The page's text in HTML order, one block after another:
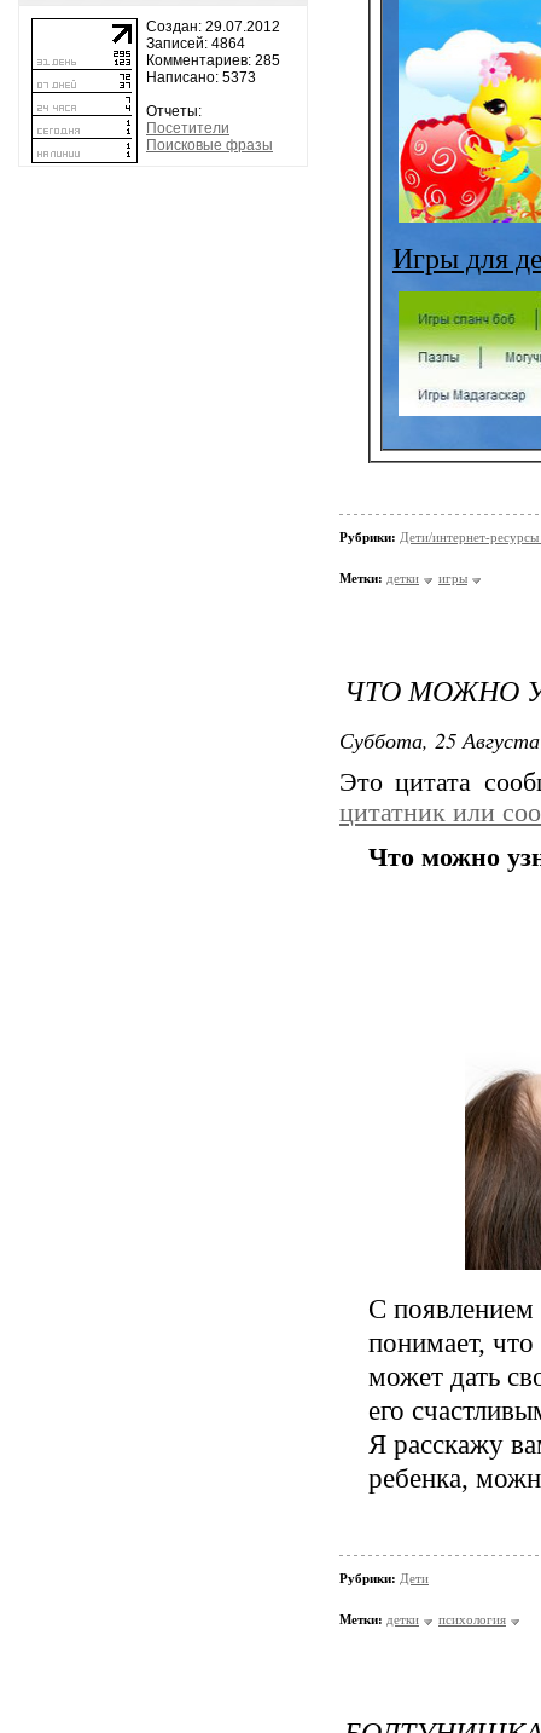
Создан: 29.07.2012
Записей: 4864
Комментариев: 285
Написано: 5373
Отчеты:
Посетители
Поисковые фразы
Игры для
Рубрики: Дети/интернет-ресурсы
Метки: детки игры
ЧТО МОЖНО
Суббота, 25
Это цитата
цитатник или
Что можно
С появлением
понимает, что
может дать
его
Я расскажу
ребенка,
Рубрики: Дети
Метки: детки психология